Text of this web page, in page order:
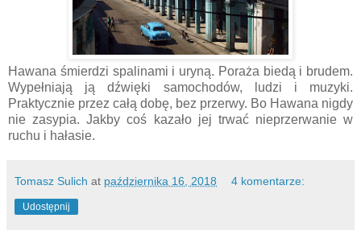
Hawana śmierdzi spalinami i uryną. Poraża biedą i brudem.
Wypełniają ją dźwięki samochodów, ludzi i muzyki.
Praktycznie przez całą dobę, bez przerwy. Bo Hawana nigdy
nie zasypia. Jakby coś kazało jej trwać nieprzerwanie w
ruchu i hałasie.
Tomasz Sulich at października 16, 2018 4 komentarze:
Udostępnij